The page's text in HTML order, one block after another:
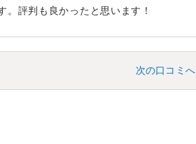
評判も良かったと思います！
次の口コミへ